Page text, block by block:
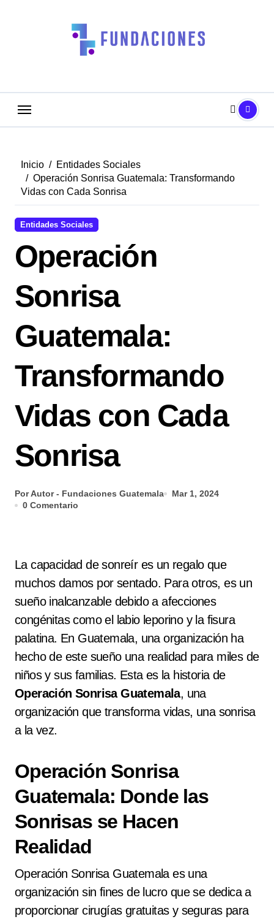
Inicio
Entidades Sociales
Operación Sonrisa Guatemala: Transformando
Vidas con Cada Sonrisa
Entidades Sociales
Operación
Sonrisa
Guatemala:
Transformando
Vidas con Cada
Sonrisa
Por Autor - Fundaciones Guatemala
Mar 1, 2024
0 Comentario
La capacidad de sonreír es un regalo que
muchos damos por sentado. Para otros, es un
sueño inalcanzable debido a afecciones
congénitas como el labio leporino y la fisura
palatina. En Guatemala, una organización ha
hecho de este sueño una realidad para miles de
niños y sus familias. Esta es la historia de
Operación Sonrisa Guatemala, una
organización que transforma vidas, una sonrisa
a la vez.
Operación Sonrisa
Guatemala: Donde las
Sonrisas se Hacen
Realidad
Operación Sonrisa Guatemala es una
organización sin fines de lucro que se dedica a
proporcionar cirugías gratuitas y seguras para